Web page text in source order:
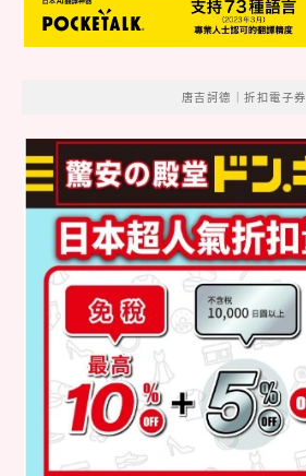
唐吉訶德｜折扣電子券